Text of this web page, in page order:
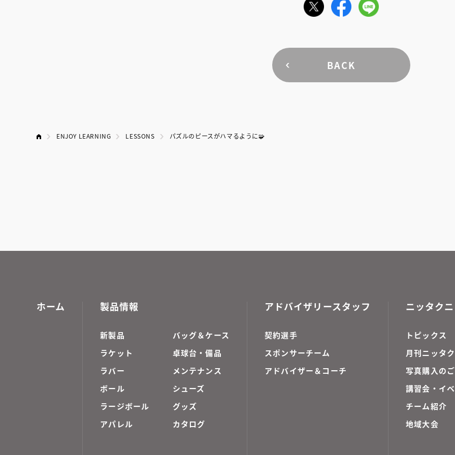
BACK
ENJOY LEARNING LESSONS パズルのピースがハマるように🧩
ホーム 製品情報
新製品
バッグ＆ケース
ラケット
卓球台・備品
ラバー
メンテナンス
ボール
シューズ
ラージボール
グッズ
アパレル
カタログ
アドバイザリースタッフ
契約選手
スポンサーチーム
アドバイザー＆コーチ
ニッタク
トピックス
月刊ニッタ
写真購入の
講習会・イ
チーム紹介
地域大会